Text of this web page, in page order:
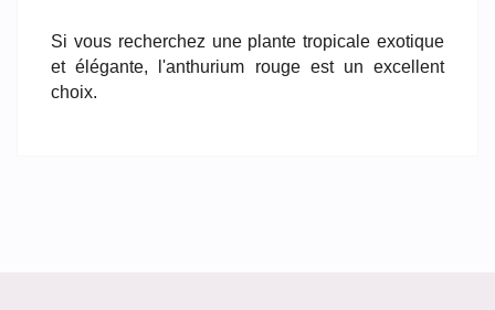
Si vous recherchez une plante tropicale exotique
et élégante, l'anthurium rouge est un excellent
choix.